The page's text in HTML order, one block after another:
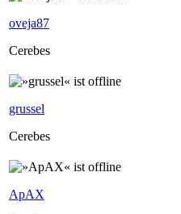
oveja87
Cerebes
grussel
Cerebes
ApAX